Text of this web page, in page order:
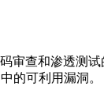
审查和渗透测
的可利用漏洞。